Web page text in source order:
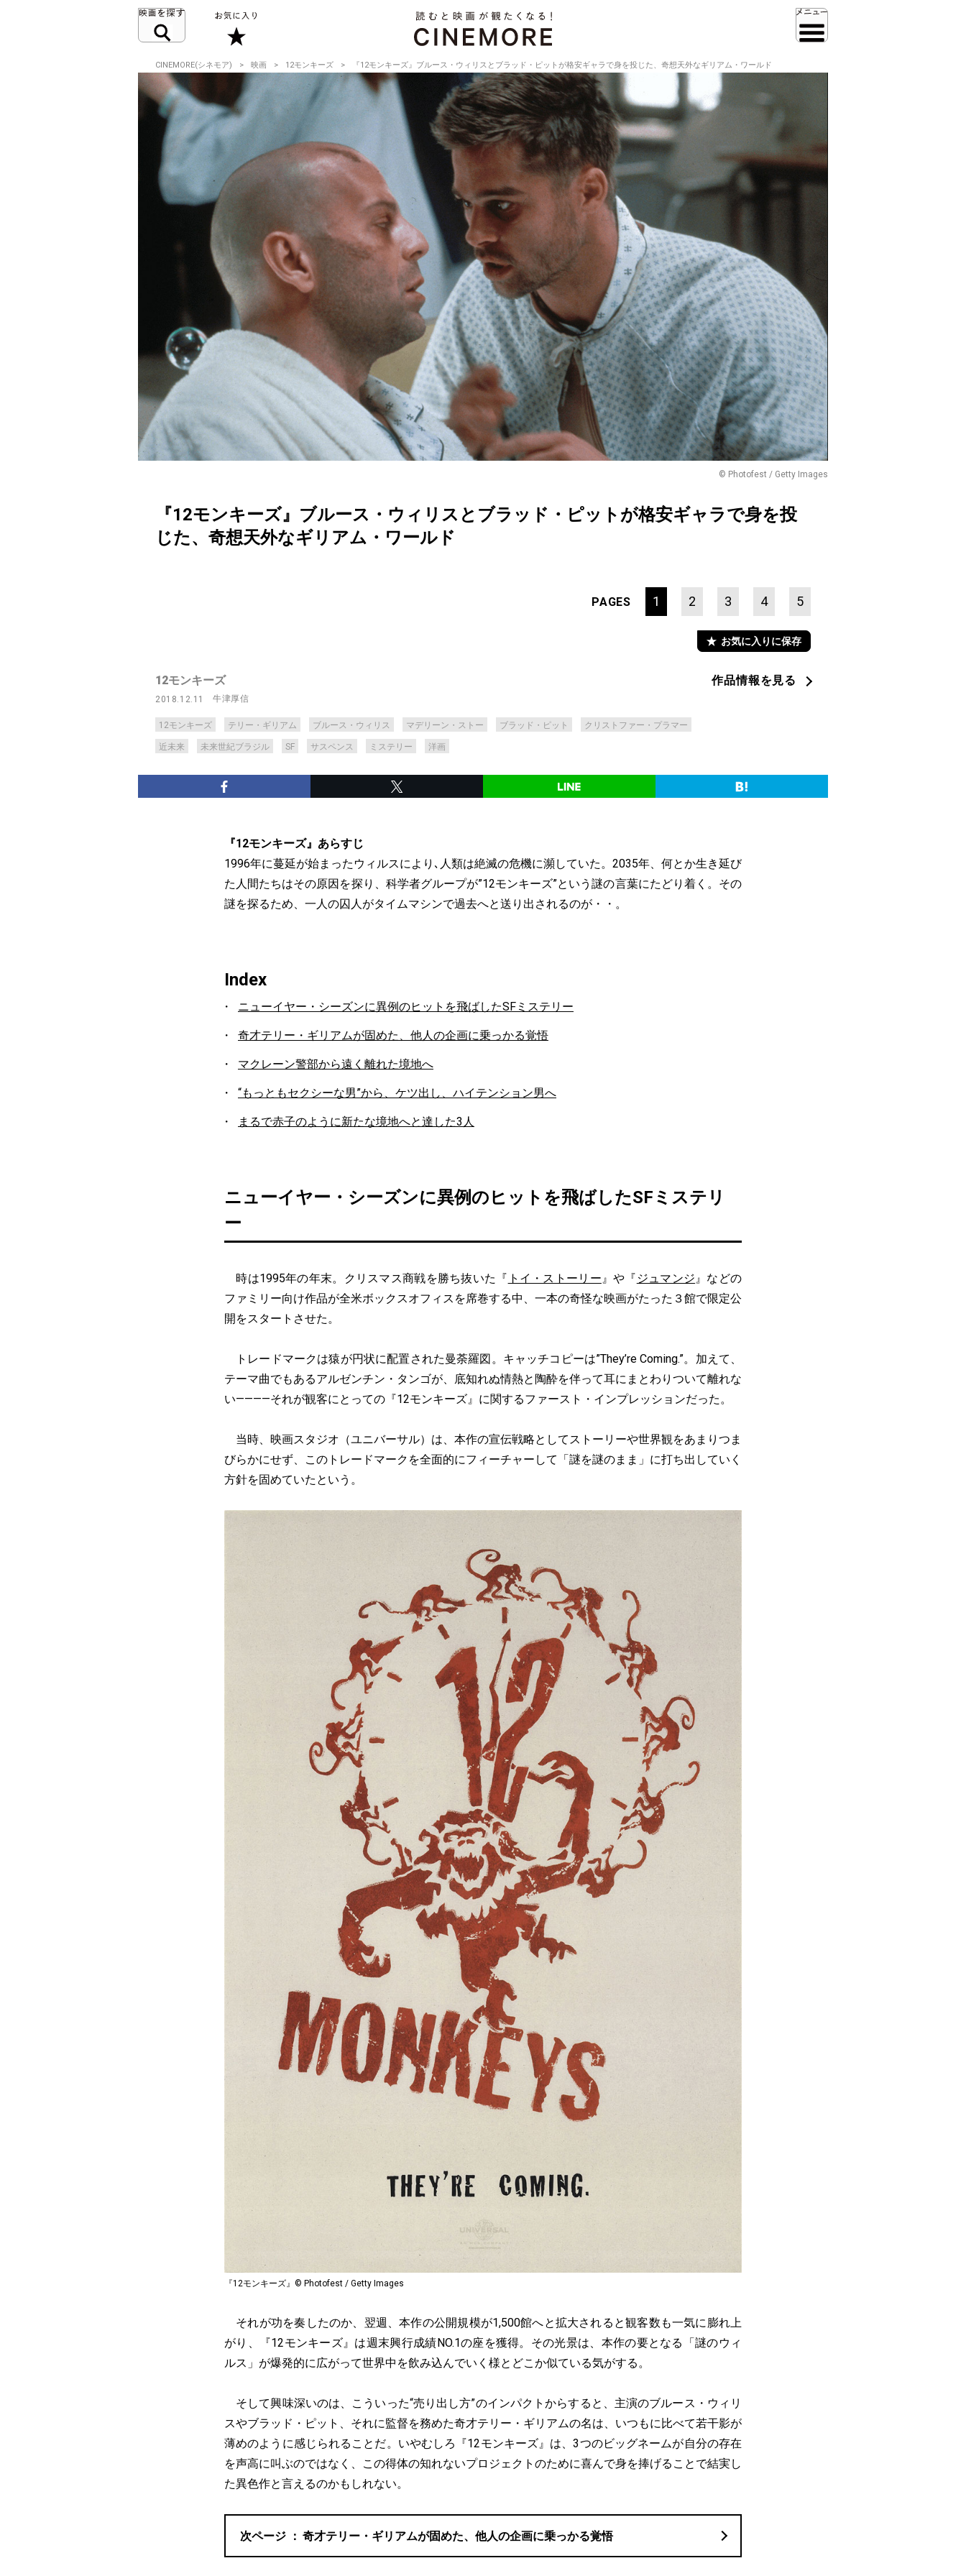
CINEMORE(シネモア) 映画 12モンキーズ 『12モンキーズ』ブルース・ウィリスとブラッド・ピットが格安ギャラで身を投じた、奇想天外なギリアム・ワールド
© Photofest / Getty Images
『12モンキーズ』ブルース・ウィリスとブラッド・ピットが格安ギャラで身を投
じた、奇想天外なギリアム・ワールド
PAGES 1 2 3 4 5
お気に入りに保存
12モンキーズ
2018.12.11 牛津厚信
12モンキーズ テリー・ギリアム ブルース・ウィリス マデリーン・ストー ブラッド・ピット クリストファー・プラマー
近未来 未来世紀ブラジル SF サスペンス ミステリー 洋画
作品情報を見る
『12モンキーズ』あらすじ
1996年に蔓延が始まったウィルスにより､人類は絶滅の危機に瀕していた。2035年、何とか生き延び
た人間たちはその原因を探り、科学者グループが”12モンキーズ”という謎の言葉にたどり着く。その
謎を探るため、一人の囚人がタイムマシンで過去へと送り出されるのが・・。
Index
ニューイヤー・シーズンに異例のヒットを飛ばしたSFミステリー
奇才テリー・ギリアムが固めた、他人の企画に乗っかる覚悟
マクレーン警部から遠く離れた境地へ
“もっともセクシーな男”から、ケツ出し、ハイテンション男へ
まるで赤子のように新たな境地へと達した3人
ニューイヤー・シーズンに異例のヒットを飛ばしたSFミステリ
ー
時は1995年の年末。クリスマス商戦を勝ち抜いた『 トイ・ストーリー』や『 ジュマンジ』などの
ファミリー向け作品が全米ボックスオフィスを席巻する中、一本の奇怪な映画がたった３館で限定公
開をスタートさせた。
トレードマークは猿が円状に配置された曼荼羅図。キャッチコピーは”They’re Coming.”。加えて、
テーマ曲でもあるアルゼンチン・タンゴが、底知れぬ情熱と陶酔を伴って耳にまとわりついて離れな
い————それが観客にとっての『12モンキーズ』に関するファースト・インプレッションだった。
当時、映画スタジオ（ユニバーサル）は、本作の宣伝戦略としてストーリーや世界観をあまりつま
びらかにせず、このトレードマークを全面的にフィーチャーして「謎を謎のまま」に打ち出していく
方針を固めていたという。
『12モンキーズ』© Photofest / Getty Images
それが功を奏したのか、翌週、本作の公開規模が1,500館へと拡大されると観客数も一気に膨れ上
がり、『12モンキーズ』は週末興行成績NO.1の座を獲得。その光景は、本作の要となる「謎のウィ
ルス」が爆発的に広がって世界中を飲み込んでいく様とどこか似ている気がする。
そして興味深いのは、こういった“売り出し方”のインパクトからすると、主演のブルース・ウィリ
スやブラッド・ピット、それに監督を務めた奇才テリー・ギリアムの名は、いつもに比べて若干影が
薄めのように感じられることだ。いやむしろ『12モンキーズ』は、3つのビッグネームが自分の存在
を声高に叫ぶのではなく、この得体の知れないプロジェクトのために喜んで身を捧げることで結実し
た異色作と言えるのかもしれない。
奇才テリー・ギリアムが固めた、他人の企画に乗っかる覚悟